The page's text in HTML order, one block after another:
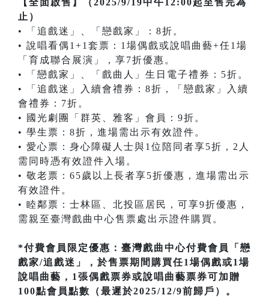
【全面啟售】（2025/9/19中午12:00起至售完為
止）
• 「追戲迷」、「戀戲家」：8折。
• 說唱看偶1+1套票：1場偶戲或說唱曲藝+任1場
「育成聯合展演」，享7折優惠。
• 「戀戲家」、「戲曲人」生日電子禮券：5折。
• 「追戲迷」入續會禮券：8折，「戀戲家」入續
會禮券：7折。
• 國光劇團「群英、雅客」會員：9折。
• 學生票：8折，進場需出示有效證件。
• 愛心票：身心障礙人士與1位陪同者享5折，2人
需同時憑有效證件入場。
• 敬老票：65歲以上長者享5折優惠，進場需出示
有效證件。
• 睦鄰票：士林區、北投區居民，可享9折優惠，
需親至臺灣戲曲中心售票處出示證件購買。
*付費會員限定優惠：臺灣戲曲中心付費會員「戀
戲家/追戲迷」，於售票期間購買任1場偶戲或1場
說唱曲藝，1張偶戲票券或說唱曲藝票券可加贈
100點會員點數（最遲於2025/12/9前歸戶）。